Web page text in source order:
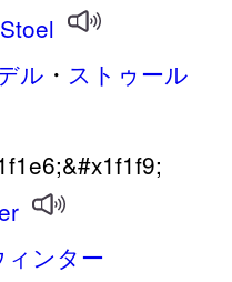
Stoel
ル ・ ストゥール
ィンター